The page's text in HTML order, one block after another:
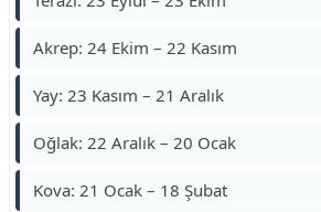
Akrep: 24 Ekim – 22 Kasım
Yay: 23 Kasım – 21 Aralık
Oğlak: 22 Aralık – 20 Ocak
Kova: 21 Ocak – 18 Şubat